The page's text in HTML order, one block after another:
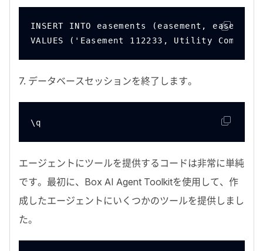
INSERT INTO easements (easement,
VALUES ('Easement 112233, Utility
7. データベースセッションを終了します。
\q
エージェントにツールを提供するコードは非常に単純
です。最初に、 Box AI Agent Toolkitを使用して、作
成したエージェントにいくつかのツールを提供しまし
た。